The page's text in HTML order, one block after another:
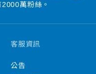
萬粉絲。
客服資訊
公告